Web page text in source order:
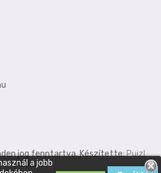
a jobb
jog fenntartva. Készítette:Puizl
Attila